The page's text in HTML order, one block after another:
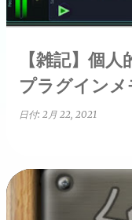
【雑記】個
プラグインメ
日付: 2月 22, 2021